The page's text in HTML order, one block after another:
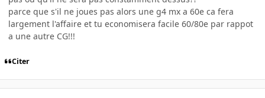
parce que s'il ne joues pas alors une g4 mx a 60e ca fera
largement l'affaire et tu economisera facile 60/80e par rappot
a une autre CG!!!
Citer